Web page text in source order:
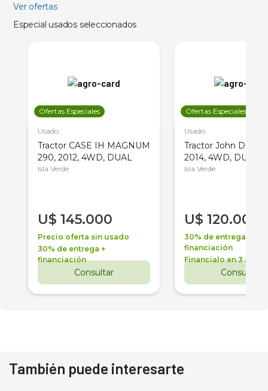
Ver ofertas
Especial usados seleccionados
Ofertas Especiales
Usado
Tractor CASE IH MAGNUM
290, 2012, 4WD, DUAL
Isla Verde
U$ 145.000
Precio oferta sin usado
30% de entrega +
financiación
Consultar
Ofertas Especiales
Usado
Tractor John Deere
2014, 4WD, DUAL
Isla Verde
U$ 120.000
30% de entrega +
financiación
Financialo en 3 años
Consultar
También puede interesarte